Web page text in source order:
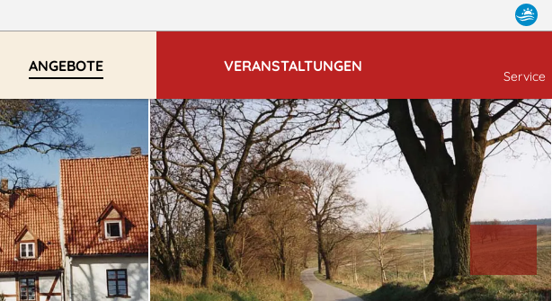
ANGEBOTE VERANSTALTUNGEN
Service